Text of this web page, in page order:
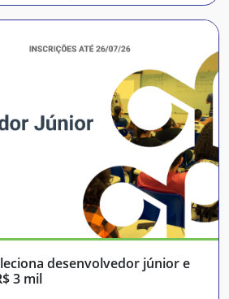
desenvolvedor júnior e
3 mil